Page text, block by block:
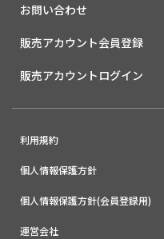
お問い合わせ
販売アカウント会員登録
販売アカウントログイン
利用規約
個人情報保護方針
個人情報保護方針(会員登録用)
運営会社